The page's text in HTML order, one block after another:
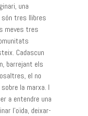
una
són tres llibres
meves tres
Cadascun
barrejant els
el no
la marxa. I
a entendre una
l’oïda, deixar-